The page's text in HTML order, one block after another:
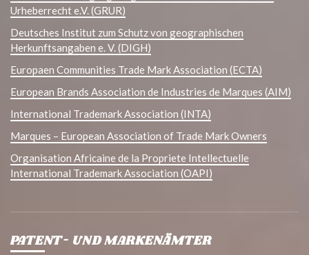
Urheberrecht e.V. (GRUR)
Deutsches Institut zum Schutz von geographischen
Herkunftsangaben e. V. (DIGH)
Europaen Communities Trade Mark Association (ECTA)
European Brands Association de Industries de Marques (AIM)
International Trademark Association (INTA)
Marques – European Association of Trade Mark Owners
Organisation Africaine de la Propriete Intellectuelle
International Trademark Association (OAPI)
PATENT- UND MARKENÄMTER